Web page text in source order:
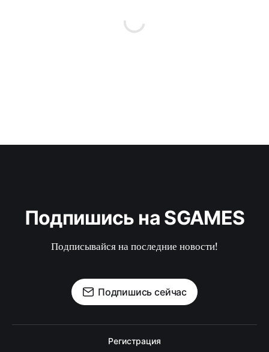
Подпишись на SGAMES
Подписывайся на последние новости!
Подпишись сейчас
Регистрация